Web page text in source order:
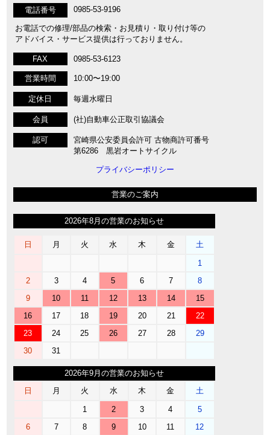
電話番号 0985-53-9196
お電話での修理/部品の検索・お見積り・取り付け等の
アドバイス・サービス提供は行っておりません。
FAX 0985-53-6123
営業時間 10:00〜19:00
定休日 毎週水曜日
会員 (社)自動車公正取引協議会
認可
宮崎県公安委員会許可 古物商許可番号
第6286 黒岩オートサイクル
プライバシーポリシー
営業のご案内
2026年8月の営業のお知らせ
日 月 火 水 木 金 土
1
2
3 4 5 6 7
8
9
10 11 12 13 14
15
16
17 18 19 20 21
22
23
24 25 26 27 28
29
30
31
2026年9月の営業のお知らせ
日
月 火 水 木 金 土
1 2 3 4
5
6
7 8 9 10 11
12